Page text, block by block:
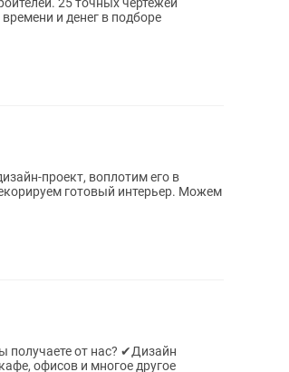
проект, воплотим его в
готовый интерьер. Можем
офисов и многое другое